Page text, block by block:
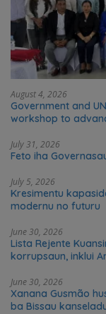
August 4, 2026
Government and
workshop to
July 31, 2026
Feto iha
July 5, 2026
Kresimentu
modernu no futuru
June 30, 2026
Lista Rejente
korrupsaun, inklui
June 30, 2026
Xanana Gusmão
ba Bissau